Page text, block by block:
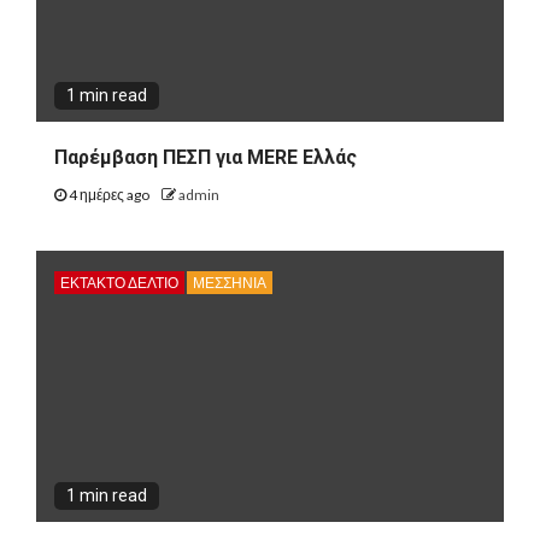
1 min read
Παρέμβαση ΠΕΣΠ για MERE Ελλάς
4 ημέρες ago admin
ΕΚΤΑΚΤΟ ΔΕΛΤΙΟ ΜΕΣΣΗΝΙΑ
1 min read